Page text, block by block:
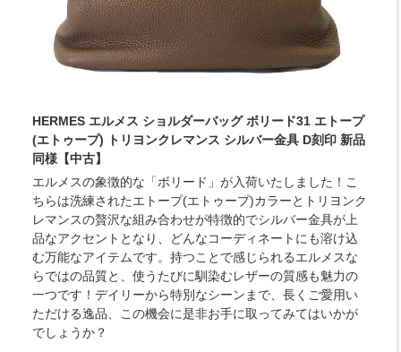
HERMES エルメス ショルダーバッグ ボリード31 エトープ
(エトゥープ) トリヨンクレマンス シルバー金具 D刻印 新品
同様【中古】
エルメスの象徴的な「ボリード」が入荷いたしました！こ
ちらは洗練されたエトープ(エトゥープ)カラーとトリヨンク
レマンスの贅沢な組み合わせが特徴的でシルバー金具が上
品なアクセントとなり、どんなコーディネートにも溶け込
む万能なアイテムです。持つことで感じられるエルメスな
らではの品質と、使うたびに馴染むレザーの質感も魅力の
一つです！デイリーから特別なシーンまで、長くご愛用い
ただける逸品、この機会に是非お手に取ってみてはいかが
でしょうか？